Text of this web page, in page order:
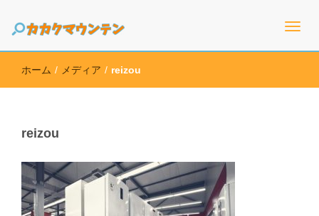
カカクマウンテン
高価買取のための情報を幅広く取り扱うサイト
ホーム / メディア / reizou
reizou